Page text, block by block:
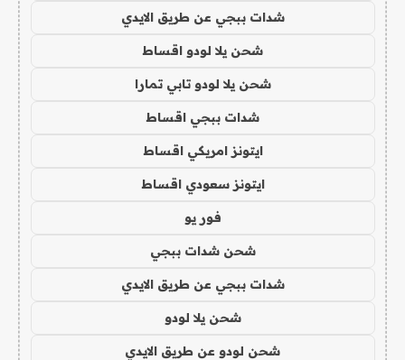
شدات ببجي عن طريق الايدي
شحن يلا لودو اقساط
شحن يلا لودو تابي تمارا
شدات ببجي اقساط
ايتونز امريكي اقساط
ايتونز سعودي اقساط
فور يو
شحن شدات ببجي
شدات ببجي عن طريق الايدي
شحن يلا لودو
شحن لودو عن طريق الايدي